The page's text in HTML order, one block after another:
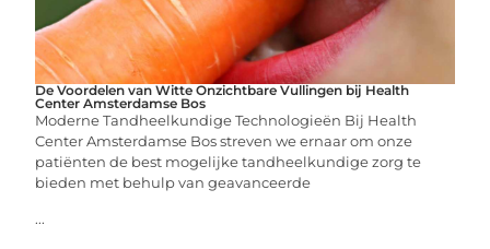
De Voordelen van Witte Onzichtbare Vullingen bij Health
Center Amsterdamse Bos
Moderne Tandheelkundige Technologieën Bij Health
Center Amsterdamse Bos streven we ernaar om onze
patiënten de best mogelijke tandheelkundige zorg te
bieden met behulp van geavanceerde
...